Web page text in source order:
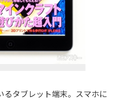
タブレット端末。スマホに